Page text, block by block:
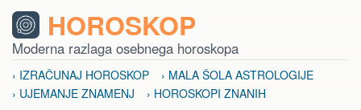
HOROSKOP
Moderna razlaga osebnega horoskopa
› IZRAČUNAJ HOROSKOP
› MALA ŠOLA ASTROLOGIJE
› UJEMANJE ZNAMENJ
› HOROSKOPI ZNANIH